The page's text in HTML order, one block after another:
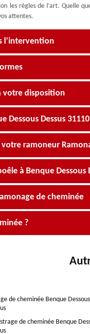
les règles de l’art. Quelle
attentes.
l’intervention
votre disposition
Dessous Dessus 31110
ramoneur
à Benque Dessous
de cheminée
?
de cheminée Benque Dessous
de cheminée Benque